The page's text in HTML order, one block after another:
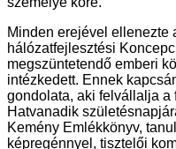
Minden erejével ellenezte
hálózatfejlesztési
megszüntetendő emberi
intézkedett. Ennek
gondolata, aki felvállalja a
Hatvanadik
Kemény Emlékkönyv,
képregénnyel, tisztelői